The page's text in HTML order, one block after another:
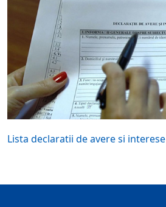
Lista declaratii de avere si interese